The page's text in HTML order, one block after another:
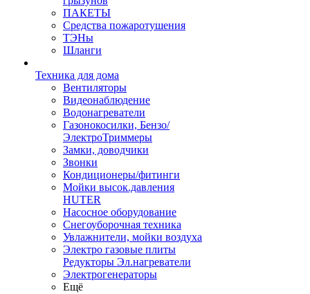
ПАКЕТЫ
Средства пожаротушения
ТЭНы
Шланги
Техника для дома
Вентиляторы
Видеонаблюдение
Водонагреватели
Газонокосилки, Бензо/
ЭлектроТриммеры
Замки, доводчики
Звонки
Кондиционеры/фитинги
Мойки высок.давления
HUTER
Насосное оборудование
Снегоуборочная техника
Увлажнители, мойки воздуха
Электро газовые плиты
Редукторы Эл.нагреватели
Электрогенераторы
Ещё